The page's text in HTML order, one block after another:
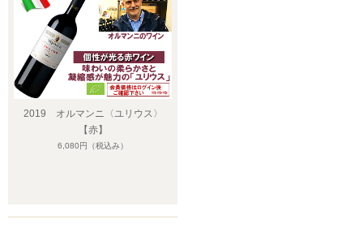
2019 オルマンニ〈ユリウス〉
【赤】
6,080円 （税込み）